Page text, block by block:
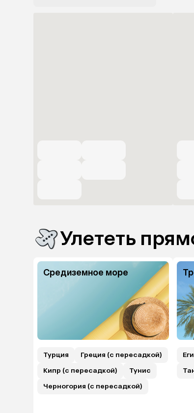
Улететь
Средиземное море
Турция
Греция (с пересадкой)
Кипр (с пересадкой)
Тунис
Черногория (с пересадкой)